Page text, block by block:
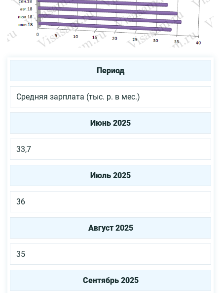
Период
Средняя зарплата (тыс. р. в мес.)
Июнь 2025
33,7
Июль 2025
36
Август 2025
35
Сентябрь 2025